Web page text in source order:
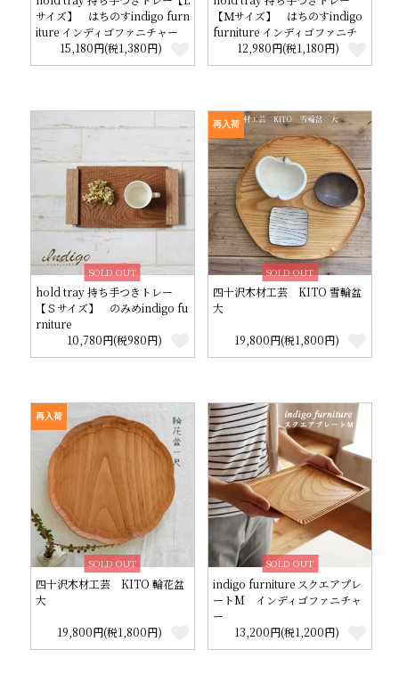
サイズ】 はちのすindigo furn
iture インディゴファニチャー
15,180円(税1,380円)
【Ｍサイズ】 はちのすindigo
furniture インディゴファニチ
12,980円(税1,180円)
SOLD OUT
hold tray 持ち手つきトレー
【Ｓサイズ】 のみめindigo fu
rniture
10,780円(税980円)
SOLD OUT
再入荷
四十沢木材工芸 KITO 雪輪盆
大
19,800円(税1,800円)
SOLD OUT
再入荷
四十沢木材工芸 KITO 輪花盆
大
19,800円(税1,800円)
SOLD OUT
indigo furniture スクエアプレ
ートM インディゴファニチャ
ー
13,200円(税1,200円)